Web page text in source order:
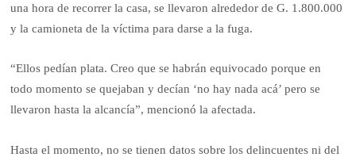
una hora de recorrer la casa, se llevaron alrededor de G. 1.800.000
y la camioneta de la víctima para darse a la fuga.
“Ellos pedían plata. Creo que se habrán equivocado porque en
todo momento se quejaban y decían ‘no hay nada acá’ pero se
llevaron hasta la alcancía”, mencionó la afectada.
Hasta el momento, no se tienen datos sobre los delincuentes ni del